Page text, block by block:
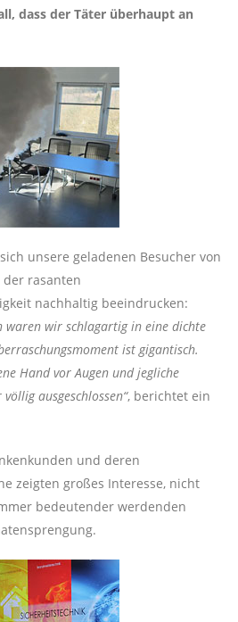
dass der Täter überhaupt an
unsere geladenen Besucher von
rasanten
nachhaltig beeindrucken:
waren wir schlagartig in eine dichte
ist gigantisch.
Hand vor Augen und jegliche
ausgeschlossen“, berichtet ein
und deren
zeigten großes Interesse, nicht
bedeutender werdenden